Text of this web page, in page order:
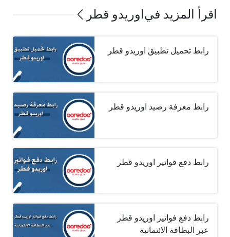
اقرأ المزيد في اوريدو قطر
رابط تحميل تطبيق اوريدو قطر
رابط معرفة رصيد اوريدو قطر
رابط دفع فواتير اوريدو قطر
رابط دفع فواتير اوريدو قطر
عبر البطاقة الائتمانية